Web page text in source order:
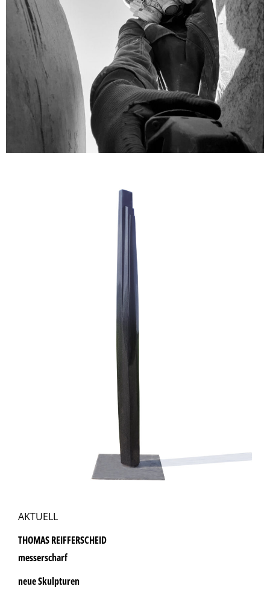
AKTUELL
THOMAS REIFFERSCHEID
messerscharf
neue Skulpturen